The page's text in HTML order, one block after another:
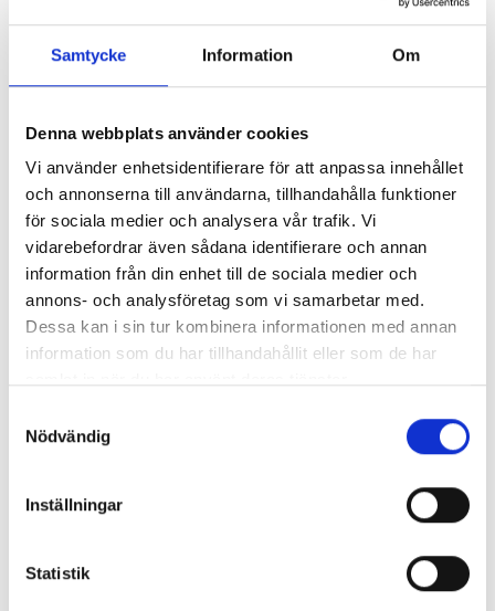
Samtycke Information Om
Denna webbplats använder cookies
Vi använder enhetsidentifierare för att anpassa innehållet
och annonserna till användarna, tillhandahålla funktioner
för sociala medier och analysera vår trafik. Vi
vidarebefordrar även sådana identifierare och annan
information från din enhet till de sociala medier och
annons- och analysföretag som vi samarbetar med.
Dessa kan i sin tur kombinera informationen med annan
information som du har tillhandahållit eller som de har
Nödvändig
Inställningar
Statistik
Välj alternativ Välj alternativ
ORIGINAL GUMMIMATTOR
FRAM OCH BAK CREWCAB I 14-
24
Artikelnr:DO0161
4 610kr
RAMBOX RAMSEAL
Artikelnr:RA0365
kr
Välj alternativ
Kategorier:Flak
Ford Lightning | 2022-2025
Alternativ
Lägg i varukorg
RSISA0401